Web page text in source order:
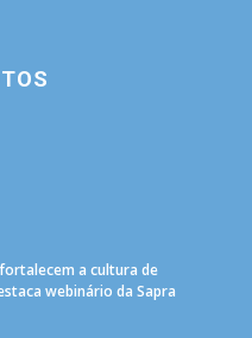
a cultura de
webinário da Sapra